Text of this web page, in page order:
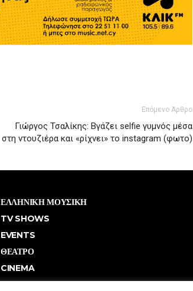
Επόμενο Άρθρο
Γιώργος Τσαλίκης: Βγάζει selfie γυμνός μέσα
στη ντουζιέρα και «ρίχνει» το instagram (φωτο)
ΕΛΛΗΝΙΚΗ ΜΟΥΣΙΚΗ
TV SHOWS
EVENTS
ΘΕΑΤΡΟ
CINEMA
ΔΙΑΓΩΝΙΣΜΟΙ